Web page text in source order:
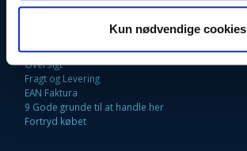
Kun nødvendige cookies
Kontakt os
Betingelser & Vilkår
Loyalitetsrabat. Rabat til faste kunder
Returneringsformular
Oversigt
Fragt og Levering
EAN Faktura
9 Gode grunde til at handle her
Fortryd købet